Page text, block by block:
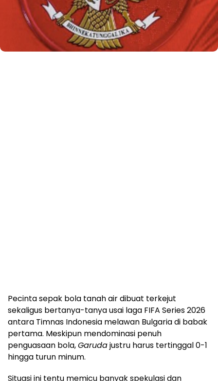
Pecinta sepak bola tanah air dibuat terkejut
sekaligus bertanya-tanya usai laga FIFA Series 2026
antara Timnas Indonesia melawan Bulgaria di babak
pertama. Meskipun mendominasi penuh
penguasaan bola,Garudajustru harus tertinggal 0-1
hingga turun minum.
Situasi ini tentu memicu banyak spekulasi dan